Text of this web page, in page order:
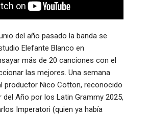
del año pasado la banda se
Elefante Blanco en
más de 20 canciones con el
las mejores. Una semana
productor Nico Cotton, reconocido
Año por los Latin Grammy 2025,
Imperatori (quien ya había